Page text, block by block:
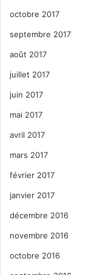
octobre 2017
septembre 2017
août 2017
juillet 2017
juin 2017
mai 2017
avril 2017
mars 2017
février 2017
janvier 2017
décembre 2016
novembre 2016
octobre 2016